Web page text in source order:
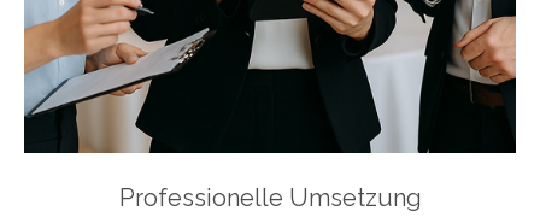
Professionelle Umsetzung